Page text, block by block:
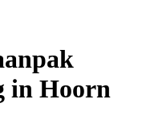
in Hoorn